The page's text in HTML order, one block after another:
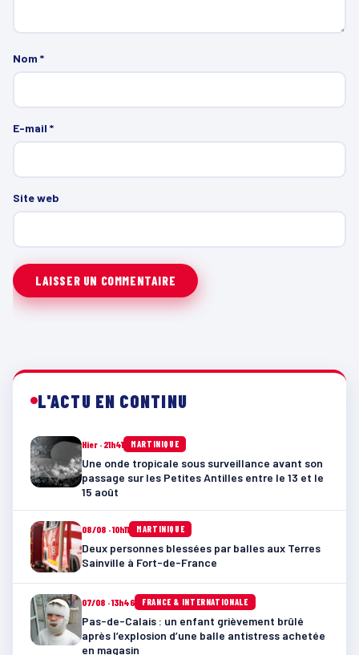
Nom *
E-mail *
Site web
L'ACTU EN CONTINU
Hier · 21h41 MARTINIQUE
Une onde tropicale sous surveillance avant son
passage sur les Petites Antilles entre le 13 et le
15 août
08/08 · 10h11 MARTINIQUE
Deux personnes blessées par balles aux Terres
Sainville à Fort-de-France
07/08 · 13h46 FRANCE & INTERNATIONALE
Pas-de-Calais : un enfant grièvement brûlé
après l’explosion d’une balle antistress achetée
en magasin